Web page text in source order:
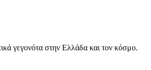
γεγονότα στην Ελλάδα και τον κόσμο.